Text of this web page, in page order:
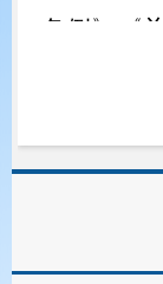
条例》《
知》等文
范、补短